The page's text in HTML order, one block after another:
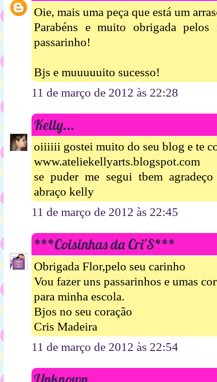
Oie, mais uma peça que está um
Parabéns e muito obrigada
passarinho!
Bjs e muuuuuito sucesso!
11 de março de 2012 às 22:28
Kelly...
oiiiiii gostei muito do seu blog e te
www.ateliekellyarts.blogspot.com
se puder me segui tbem
abraço kelly
11 de março de 2012 às 22:45
***Coisinhas da Cri'S***
Obrigada Flor,pelo seu carinho
Vou fazer uns passarinhos e umas
para minha escola.
Bjos no seu coração
Cris Madeira
11 de março de 2012 às 22:54